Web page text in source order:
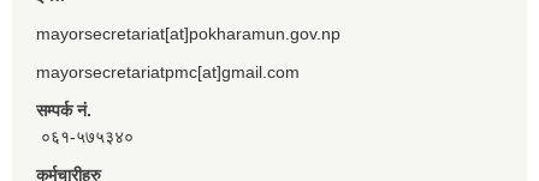
mayorsecretariat[at]pokharamun.gov.np
mayorsecretariatpmc[at]gmail.com
सम्पर्क नं.
०६१-५७५३४०
कर्मचारीहरु